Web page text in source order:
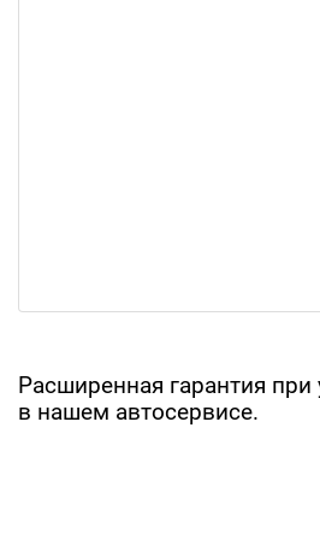
Расширенная гарантия при
в нашем автосервисе.